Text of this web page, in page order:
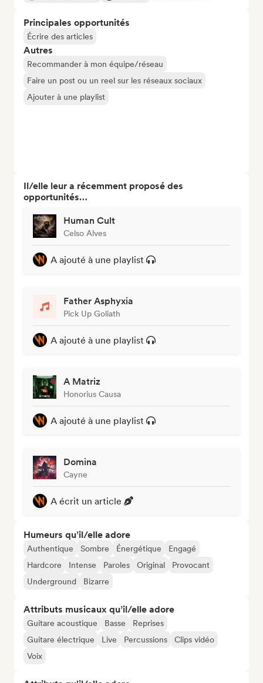
Principales opportunités
Écrire des articles
Autres
Recommander à mon équipe/réseau
Faire un post ou un reel sur les réseaux sociaux
Ajouter à une playlist
Il/elle leur a récemment proposé des
opportunités…
Human Cult
Celso Alves
A ajouté à une playlist
Father Asphyxia
Pick Up Goliath
A ajouté à une playlist
A Matriz
Honorius Causa
A ajouté à une playlist
Domina
Cayne
A écrit un article
Humeurs qu’il/elle adore
Authentique Sombre Énergétique
Engagé
Hardcore
Intense Paroles Original
Provocant
Underground
Bizarre
Attributs musicaux qu’il/elle adore
Guitare acoustique Basse
Reprises
Guitare électrique
Live Percussions
Clips vidéo
Voix